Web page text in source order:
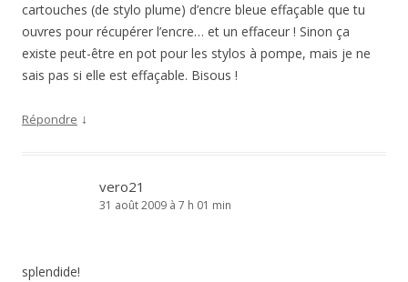
cartouches (de stylo plume) d’encre bleue effaçable que tu
ouvres pour récupérer l’encre… et un effaceur ! Sinon ça
existe peut-être en pot pour les stylos à pompe, mais je ne
sais pas si elle est effaçable. Bisous !
Répondre ↓
vero21
31 août 2009 à 7 h 01 min
splendide!